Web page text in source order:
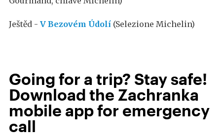
Ještěd - V Bezovém Údolí (Selezione Michelin)
Going for a trip? Stay safe!
Download the Zachranka
mobile app for emergency
call